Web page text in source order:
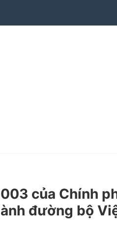
của Chính
đường bộ